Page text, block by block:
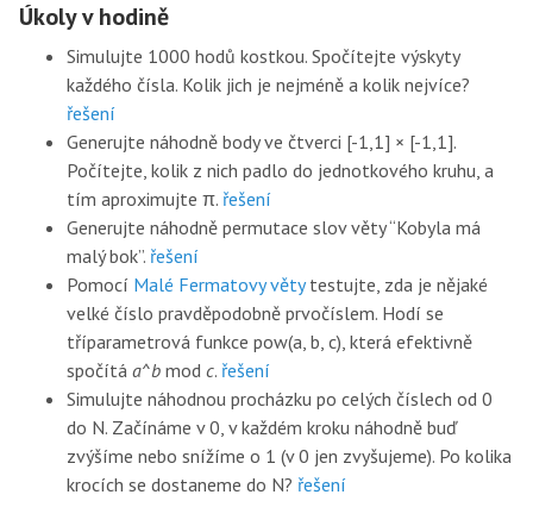
Úkoly v hodině
Simulujte 1000 hodů kostkou. Spočítejte výskyty
každého čísla. Kolik jich je nejméně a kolik nejvíce?
řešení
Generujte náhodně body ve čtverci [-1,1] × [-1,1].
Počítejte, kolik z nich padlo do jednotkového kruhu, a
tím aproximujte π. řešení
Generujte náhodně permutace slov věty “Kobyla má
malý bok”. řešení
Pomocí Malé Fermatovy větytestujte, zda je nějaké
velké číslo pravděpodobně prvočíslem. Hodí se
tříparametrová funkce pow(a, b, c), která efektivně
spočítá a^b mod c. řešení
Simulujte náhodnou procházku po celých číslech od 0
do N. Začínáme v 0, v každém kroku náhodně buď
zvýšíme nebo snížíme o 1 (v 0 jen zvyšujeme). Po kolika
krocích se dostaneme do N? řešení